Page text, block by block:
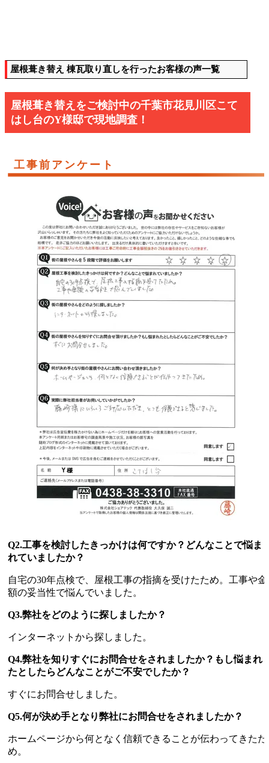
屋根葺き替え 棟瓦取り直しを行ったお客様の声一覧
屋根葺き替えをご検討中の千葉市花見川区こて
はし台のY様邸で現地調査！
工事前アンケート
Q2.工事を検討したきっかけは何ですか？どんなことで悩ま
れていましたか？
自宅の30年点検で、屋根工事の指摘を受けたため。工事や金
額の妥当性で悩んでいました。
Q3.弊社をどのように探しましたか？
インターネットから探しました。
Q4.弊社を知りすぐにお問合せをされましたか？もし悩まれ
たとしたらどんなことがご不安でしたか？
すぐにお問合せしました。
Q5.何が決め手となり弊社にお問合せをされましたか？
ホームページから何となく信頼できることが伝わってきたた
め。